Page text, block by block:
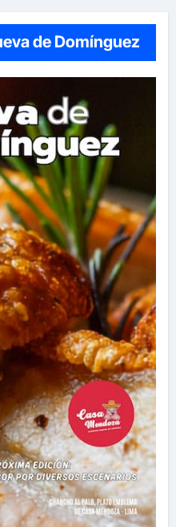
de Domínguez